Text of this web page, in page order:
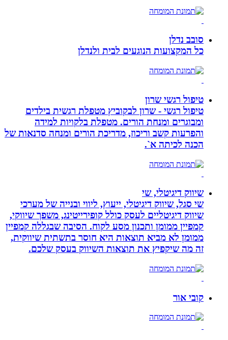
סובב נדלן
כל המקצועות הנוגעים לבית ולנדלן
טיפול רגשי שרון
טיפול רגשי - שרון לבקוביץ מטפלת רגשית בילדים
ומבוגרים ומנחת הורים. מטפלת בלקויות למידה
והפרעות קשב וריכוז, מדריכת הורים ומנחה סדנאות של
הכנה לכיתה א`.
שיווק דיגיטלי, שי
שי סגל, שיווק דיגיטלי, ייעוץ, ליווי ובנייה של מערכי
שיווק דיגיטליים לעסק כולל קופירייטינג, משפך שיווקי,
קמפיין ממומן ותכנון מסע לקוח. הסיבה שבגללה קמפיין
ממומן לא מביא תוצאות היא חוסר בתשתית שיווקית,
זה מה שיקפיץ את תוצאות השיווק בעסק שלכם.
קובי אור